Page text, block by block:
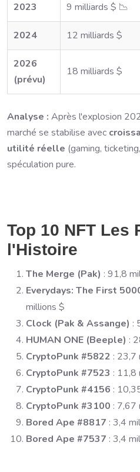
2023 9 milliards $ 📉
2024 12 milliards $
2026
(prévu)
18 milliards $
Analyse : Après l'explosion
marché se stabilise avec
utilité réelle (gaming,
spéculation pure.
Top 10 NFT Les
l'Histoire
The Merge (Pak) : 91,8
Everydays: The First
millions $
Clock (Pak & Assange) :
HUMAN ONE (Beeple) :
CryptoPunk #5822 : 23,7
CryptoPunk #7523 : 11,8
CryptoPunk #4156 :
CryptoPunk #3100 : 7,67
Bored Ape #8817 : 3,4
Bored Ape #7537 : 3,4